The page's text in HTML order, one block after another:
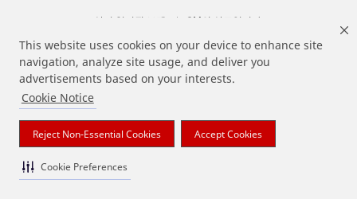
This website uses cookies on your device to enhance site
navigation, analyze site usage, and deliver you
advertisements based on your interests.
Cookie Notice
Reject Non-Essential Cookies Accept Cookies
Cookie Preferences
상기 열거된 브랜드는 3M의 상표입니다.